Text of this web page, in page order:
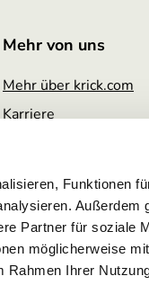
Funktionen
Außerdem
Partner für soziale
möglicherweise
Rahmen Ihrer
Mehr von uns
Mehr über krick.com
Karriere